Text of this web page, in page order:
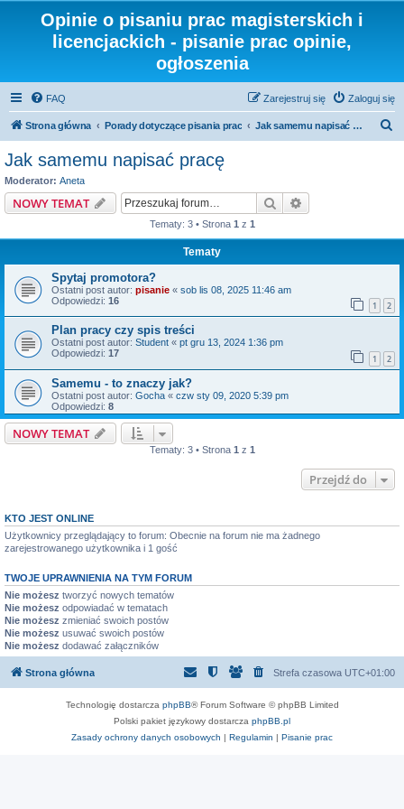
Opinie o pisaniu prac magisterskich i
licencjackich - pisanie prac opinie,
ogłoszenia
FAQ Zaloguj się
Zarejestruj się
Strona główna Porady dotyczące pisania prac Jak samemu napisać pracę
Jak samemu napisać pracę
Moderator: Aneta
NOWY TEMAT Szukaj
Tematy: 3 • Strona 1 z 1
Tematy
Spytaj promotora?
Ostatni post autor: pisanie « sob lis 08, 2025 11:46 am
Odpowiedzi: 16 1 2
Plan pracy czy spis treści
Ostatni post autor: Student « pt gru 13, 2024 1:36 pm
Odpowiedzi: 17 1 2
Samemu - to znaczy jak?
Ostatni post autor: Gocha « czw sty 09, 2020 5:39 pm
Odpowiedzi: 8
NOWY TEMAT
Tematy: 3 • Strona 1 z 1
Przejdź do
KTO JEST ONLINE
Użytkownicy przeglądający to forum: Obecnie na forum nie ma żadnego
zarejestrowanego użytkownika i 1 gość
TWOJE UPRAWNIENIA NA TYM FORUM
Nie możesz tworzyć nowych tematów
Nie możesz odpowiadać w tematach
Nie możesz zmieniać swoich postów
Nie możesz usuwać swoich postów
Nie możesz dodawać załączników
Strona główna Strefa czasowa UTC+01:00
Technologię dostarcza phpBB® Forum Software © phpBB Limited
Polski pakiet językowy dostarcza phpBB.pl
Zasady ochrony danych osobowych | Regulamin | Pisanie prac